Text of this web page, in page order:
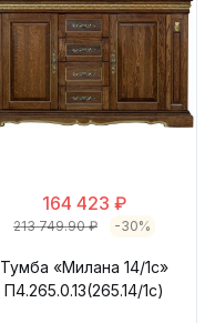
164 423 ₽
213 749.90 ₽ -30%
Тумба «Милана 14/1с»
П4.265.0.13(265.14/1с)